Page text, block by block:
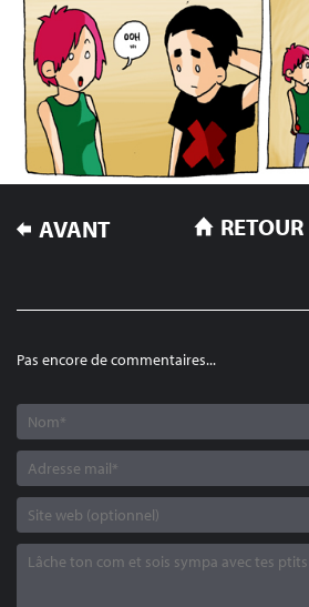
NAVIGATION
DE
AVANT RETOUR
Pas encore de commentaires...